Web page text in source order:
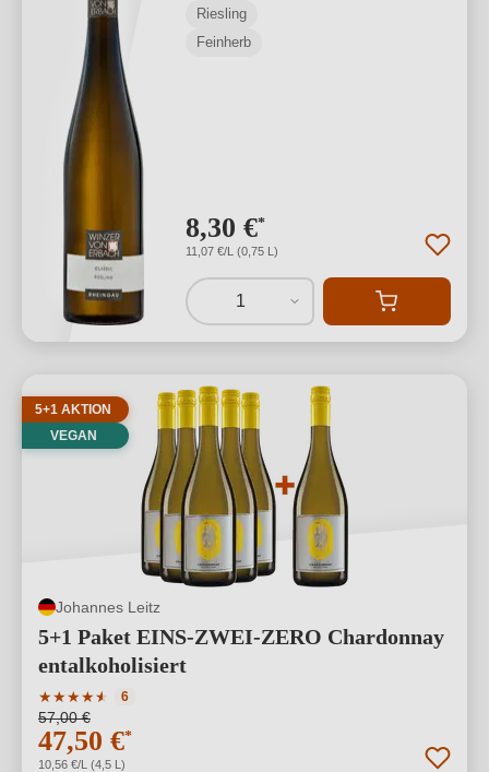
Riesling
Feinherb
8,30 €*
11,07 €/L (0,75 L)
1
5+1 AKTION
VEGAN
Johannes Leitz
5+1 Paket EINS-ZWEI-ZERO Chardonnay
entalkoholisiert
★★★★★
★
Durchschnittliche Bewertung von 4.83 von 5 Sternen
6
57,00 €
47,50 €*
10,56 €/L (4,5 L)